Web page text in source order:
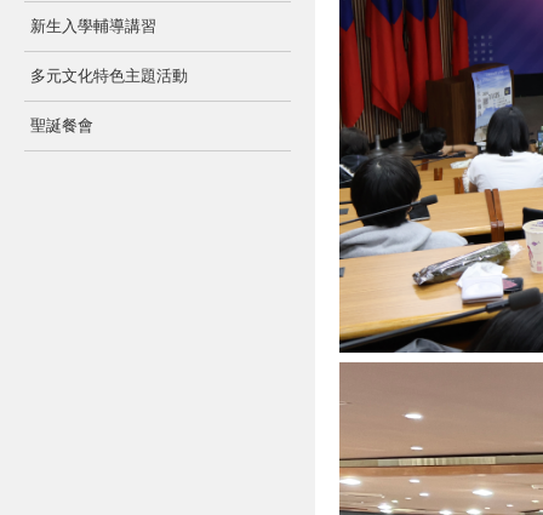
新生入學輔導講習
多元文化特色主題活動
聖誕餐會